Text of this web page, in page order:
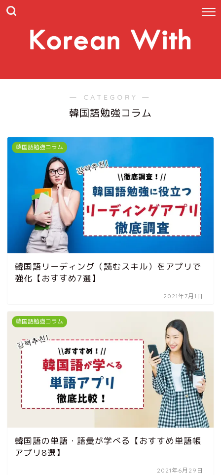
― CATEGORY ―
韓国語勉強コラム
韓国語勉強コラム
韓国語リーディング（読むスキル）をアプリで
強化【おすすめ7選】
2021年7月1日
韓国語勉強コラム
韓国語の単語・語彙が学べる【おすすめ単語帳
アプリ8選】
2021年6月29日